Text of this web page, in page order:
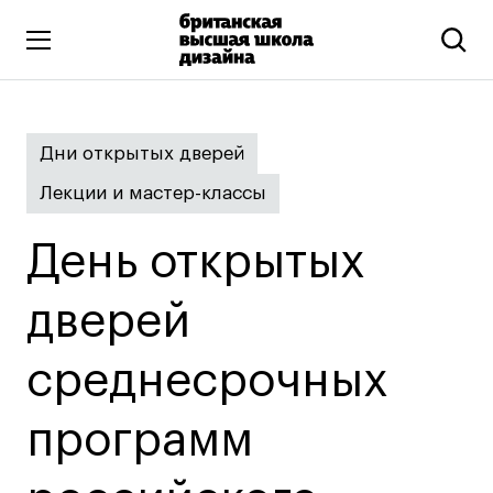
Искусство и дизайн
Подготовительные курсы
Все программы
Дополнительное образование
Коммуникационный и цифровой дизайн
Современное искусство
Дни открытых дверей
Лекции и мастер-классы
День открытых
дверей
среднесрочных
программ